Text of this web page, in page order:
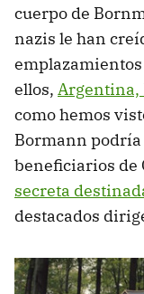
cuerpo de
nazis le han
ellos, Argentina,
como hemos
Bormann
beneficiarios de
secreta
destacados